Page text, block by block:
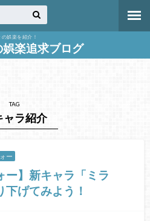
の娯楽を紹介！
楽追求ブログ
TAG
ャラ紹介
ー
ー】新キャラ「ミラ
下げてみよう！